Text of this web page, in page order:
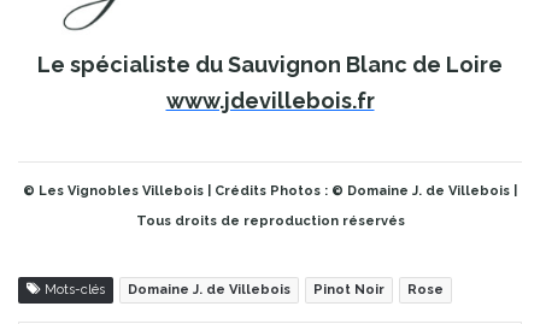
Le spécialiste du Sauvignon Blanc de Loire
www.jdevillebois.fr
© Les Vignobles Villebois | Crédits Photos : © Domaine J. de Villebois |
Tous droits de reproduction réservés
Mots-clés Domaine J. de Villebois Pinot Noir Rose